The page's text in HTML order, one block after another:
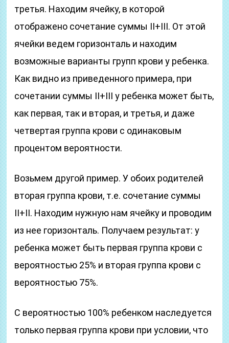
третья. Находим ячейку, в которой
отображено сочетание суммы II+III. От этой
ячейки ведем горизонталь и находим
возможные варианты групп крови у ребенка.
Как видно из приведенного примера, при
сочетании суммы II+III у ребенка может быть,
как первая, так и вторая, и третья, и даже
четвертая группа крови с одинаковым
процентом вероятности.
Возьмем другой пример. У обоих родителей
вторая группа крови, т.е. сочетание суммы
II+II. Находим нужную нам ячейку и проводим
из нее горизонталь. Получаем результат: у
ребенка может быть первая группа крови с
вероятностью 25% и вторая группа крови с
вероятностью 75%.
С вероятностью 100% ребенком наследуется
только первая группа крови при условии, что